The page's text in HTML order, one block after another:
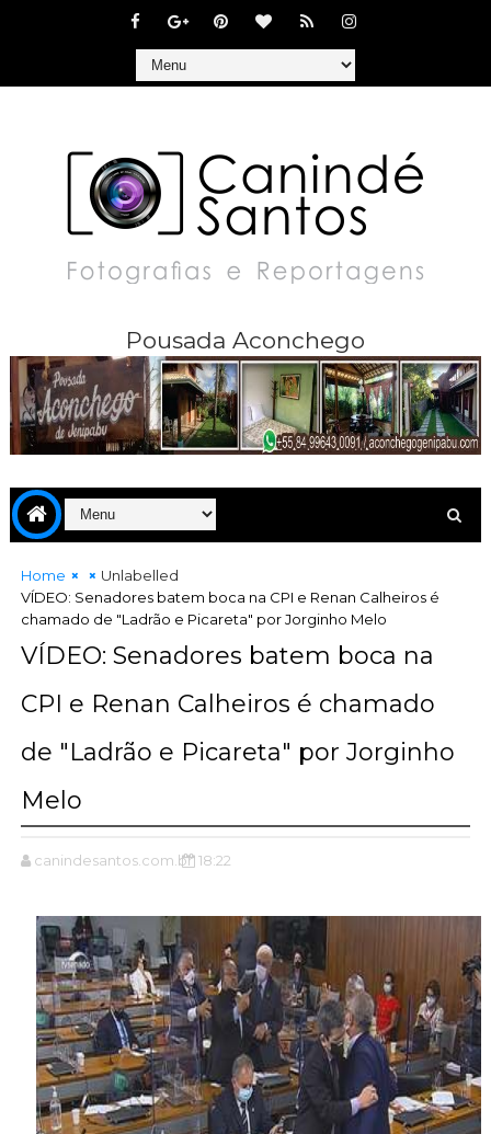
Pousada Aconchego
Home
Unlabelled
VÍDEO: Senadores batem boca na CPI e Renan Calheiros é
chamado de "Ladrão e Picareta" por Jorginho Melo
VÍDEO: Senadores batem boca na
CPI e Renan Calheiros é chamado
de "Ladrão e Picareta" por Jorginho
Melo
canindesantos.com.br 18:22